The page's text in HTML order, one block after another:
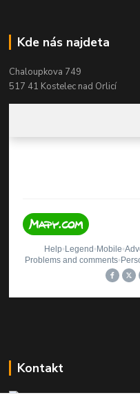
Kde nás najdeta
Chaloupkova 749
517 41 Kostelec nad Orlicí
Kontakt